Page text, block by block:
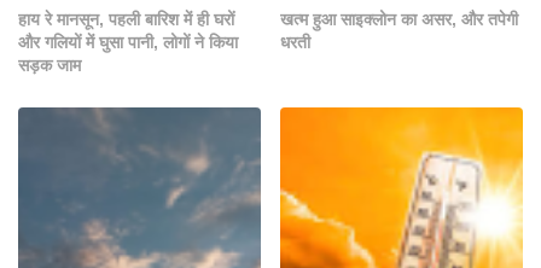
हाय रे मानसून, पहली बारिश में ही घरों
और गलियों में घुसा पानी, लोगों ने किया
सड़क जाम
खत्म हुआ साइक्लोन का असर, और तपेगी
धरती